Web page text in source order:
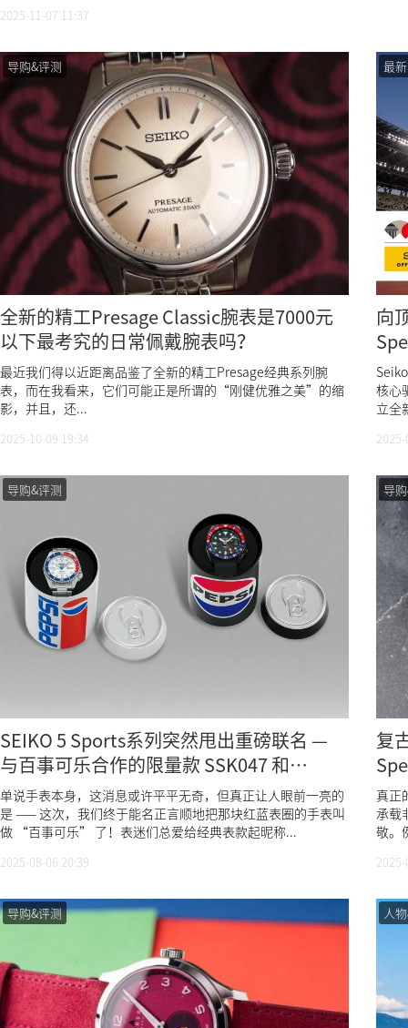
2025-11-07 11:37
导购&评测
全新的精工Presage Classic腕表是7000元
以下最考究的日常佩戴腕表吗？
最近我们得以近距离品鉴了全新的精工Presage经典系列腕
表，而在我看来，它们可能正是所谓的“刚健优雅之美”的缩
影，并且，还...
2025-10-09 19:34
最
向
核心
立全
导购&评测
SEIKO 5 Sports系列突然甩出重磅联名 —
与百事可乐合作的限量款 SSK047 和
SRPL99
单说手表本身，这消息或许平平无奇，但真正让人眼前一亮的
是 —— 这次，我们终于能名正言顺地把那块红蓝表圈的手表叫
做 “百事可乐” 了！表迷们总爱给经典表款起昵称...
2025-08-06 20:39
导
复
真正
承载
敬。
导购&评测 人